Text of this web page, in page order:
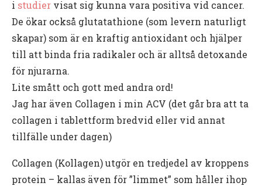
i studier visat sig kunna vara positiva vid cancer.
De ökar också glutatathione (som levern naturligt
skapar) som är en kraftig antioxidant och hjälper
till att binda fria radikaler och är alltså detoxande
för njurarna.
Lite smått och gott med andra ord!
Jag har även Collagen i min ACV (det går bra att ta
collagen i tablettform bredvid eller vid annat
tillfälle under dagen)
Collagen (Kollagen) utgör en tredjedel av kroppens
protein – kallas även för ”limmet” som håller ihop